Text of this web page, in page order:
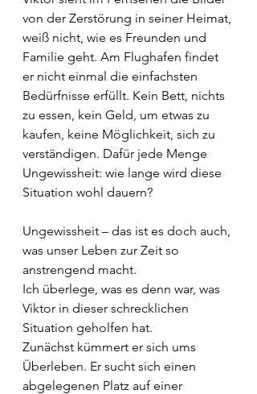
von der Zerstörung in seiner Heimat,
weiß nicht, wie es Freunden und
Familie geht. Am Flughafen findet
er nicht einmal die einfachsten
Bedürfnisse erfüllt. Kein Bett, nichts
zu essen, kein Geld, um etwas zu
kaufen, keine Möglichkeit, sich zu
verständigen. Dafür jede Menge
Ungewissheit: wie lange wird diese
Situation wohl dauern?
Ungewissheit – das ist es doch auch,
was unser Leben zur Zeit so
anstrengend macht.
Ich überlege, was es denn war, was
Viktor in dieser schrecklichen
Situation geholfen hat.
Zunächst kümmert er sich ums
Überleben. Er sucht sich einen
abgelegenen Platz auf einer